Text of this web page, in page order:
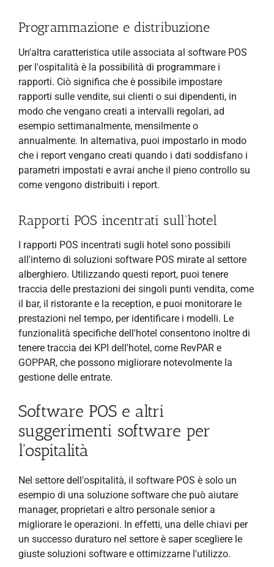
Programmazione e distribuzione
Un'altra caratteristica utile associata al software POS
per l'ospitalità è la possibilità di programmare i
rapporti. Ciò significa che è possibile impostare
rapporti sulle vendite, sui clienti o sui dipendenti, in
modo che vengano creati a intervalli regolari, ad
esempio settimanalmente, mensilmente o
annualmente. In alternativa, puoi impostarlo in modo
che i report vengano creati quando i dati soddisfano i
parametri impostati e avrai anche il pieno controllo su
come vengono distribuiti i report.
Rapporti POS incentrati sull'hotel
I rapporti POS incentrati sugli hotel sono possibili
all'interno di soluzioni software POS mirate al settore
alberghiero. Utilizzando questi report, puoi tenere
traccia delle prestazioni dei singoli punti vendita, come
il bar, il ristorante e la reception, e puoi monitorare le
prestazioni nel tempo, per identificare i modelli. Le
funzionalità specifiche dell'hotel consentono inoltre di
tenere traccia dei KPI dell'hotel, come RevPAR e
GOPPAR, che possono migliorare notevolmente la
gestione delle entrate.
Software POS e altri
suggerimenti software per
l'ospitalità
Nel settore dell'ospitalità, il software POS è solo un
esempio di una soluzione software che può aiutare
manager, proprietari e altro personale senior a
migliorare le operazioni. In effetti, una delle chiavi per
un successo duraturo nel settore è saper scegliere le
giuste soluzioni software e ottimizzarne l'utilizzo.